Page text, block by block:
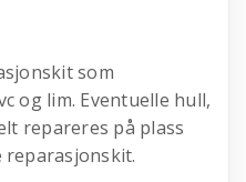
som
og lim. Eventuelle hull,
repareres på plass
reparasjonskit.